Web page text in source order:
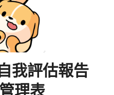
我評估報告
理表